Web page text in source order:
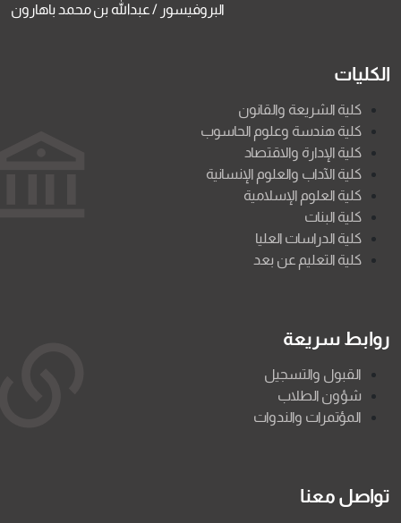
البروفيسور / عبدالله بن محمد باهارون
الكليات
كلية الشريعة والقانون
كلية هندسة وعلوم الحاسوب
كلية الإدارة والاقتصاد
كلية الآداب والعلوم الإنسانية
كلية العلوم الإسلامية
كلية البنات
كلية الدراسات العليا
كلية التعليم عن بعد
روابط سريعة
القبول والتسجيل
شؤون الطلاب
المؤتمرات والندوات
تواصل معنا